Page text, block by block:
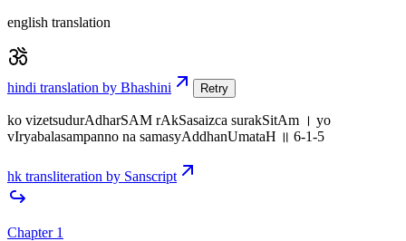
english translation
hindi translation by Bhashini Retry
ko vizetsudurAdharSAM rAkSasaizca surakSitAm । yo
vIryabalasampanno na samasyAddhanUmataH ॥ 6-1-5
hk transliteration by Sanscript
Chapter 1